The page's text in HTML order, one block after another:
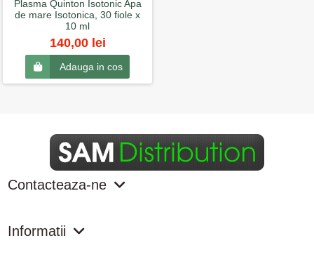
Plasma Quinton Isotonic Apa
de mare Isotonica, 30 fiole x
10 ml
140,00 lei
Adauga in cos
Contacteaza-ne
Informatii